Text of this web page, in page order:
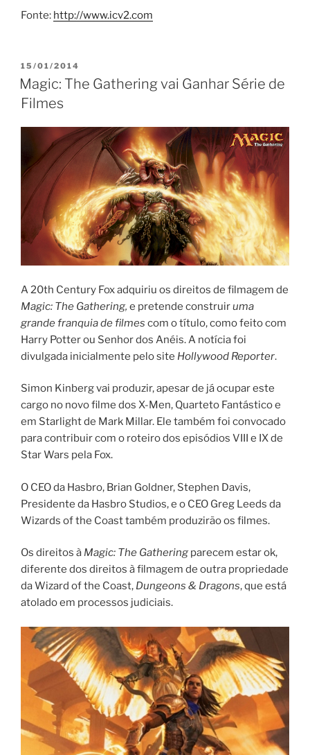
Fonte: http://www.icv2.com
PUBLICADO
EM
15/01/2014
Magic: The Gathering vai Ganhar Série de
Filmes
A 20th Century Fox adquiriu os direitos de filmagem de
Magic: The Gathering, e pretende construiruma
grande franquia de filmes com o título, como feito com
Harry Potter ou Senhor dos Anéis. A notícia foi
divulgada inicialmente pelo site Hollywood Reporter.
Simon Kinberg vai produzir, apesar de já ocupar este
cargo no novo filme dos X-Men, Quarteto Fantástico e
em Starlight de Mark Millar. Ele também foi convocado
para contribuir com o roteiro dos episódios VIII e IX de
Star Wars pela Fox.
O CEO da Hasbro, Brian Goldner, Stephen Davis,
Presidente da Hasbro Studios, e o CEO Greg Leeds da
Wizards of the Coast também produzirão os filmes.
Os direitos à Magic: The Gathering parecem estar ok,
diferente dos direitos à filmagem de outra propriedade
da Wizard of the Coast, Dungeons & Dragons, que está
atolado em processos judiciais.